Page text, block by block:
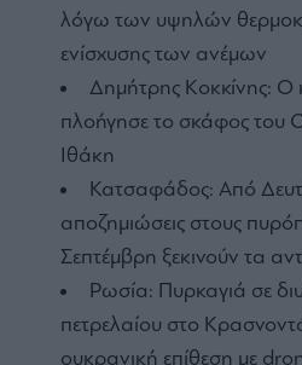
λόγω των υψηλών
ενίσχυσης των ανέμων
Δημήτρης Κοκκίνης: Ο
πλοήγησε το σκάφος του
Ιθάκη
Κατσαφάδος: Από
αποζημιώσεις στους
Σεπτέμβρη ξεκινούν τα
Ρωσία: Πυρκαγιά σε
πετρελαίου στο
ουκρανική επίθεση με